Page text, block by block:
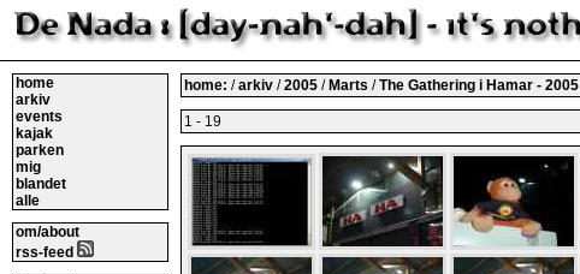
home
arkiv
events
kajak
parken
mig
blandet
alle
om/about
rss-feed
home: /arkiv /2005 / Marts /The Gathering i Hamar - 2005
1 - 19